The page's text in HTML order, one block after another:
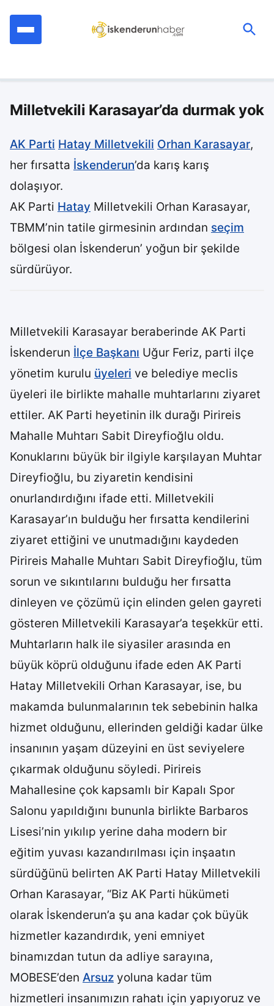
Milletvekili Karasayar’da durmak yok
AK Parti Hatay Milletvekili Orhan Karasayar,
her fırsatta İskenderun’da karış karış
dolaşıyor.
AK Parti Hatay Milletvekili Orhan Karasayar,
TBMM’nin tatile girmesinin ardından seçim
bölgesi olan İskenderun’ yoğun bir şekilde
sürdürüyor.
Milletvekili Karasayar beraberinde AK Parti
İskenderun İlçe Başkanı Uğur Feriz, parti ilçe
yönetim kurulu üyeleri ve belediye meclis
üyeleri ile birlikte mahalle muhtarlarını ziyaret
ettiler. AK Parti heyetinin ilk durağı Pirireis
Mahalle Muhtarı Sabit Direyfioğlu oldu.
Konuklarını büyük bir ilgiyle karşılayan Muhtar
Direyfioğlu, bu ziyaretin kendisini
onurlandırdığını ifade etti. Milletvekili
Karasayar’ın bulduğu her fırsatta kendilerini
ziyaret ettiğini ve unutmadığını kaydeden
Pirireis Mahalle Muhtarı Sabit Direyfioğlu, tüm
sorun ve sıkıntılarını bulduğu her fırsatta
dinleyen ve çözümü için elinden gelen gayreti
gösteren Milletvekili Karasayar’a teşekkür etti.
Muhtarların halk ile siyasiler arasında en
büyük köprü olduğunu ifade eden AK Parti
Hatay Milletvekili Orhan Karasayar, ise, bu
makamda bulunmalarının tek sebebinin halka
hizmet olduğunu, ellerinden geldiği kadar ülke
insanının yaşam düzeyini en üst seviyelere
çıkarmak olduğunu söyledi. Pirireis
Mahallesine çok kapsamlı bir Kapalı Spor
Salonu yapıldığını bununla birlikte Barbaros
Lisesi’nin yıkılıp yerine daha modern bir
eğitim yuvası kazandırılması için inşaatın
sürdüğünü belirten AK Parti Hatay Milletvekili
Orhan Karasayar, “Biz AK Parti hükümeti
olarak İskenderun’a şu ana kadar çok büyük
hizmetler kazandırdık, yeni emniyet
binamızdan tutun da adliye sarayına,
MOBESE’den Arsuz yoluna kadar tüm
hizmetleri insanımızın rahatı için yapıyoruz ve